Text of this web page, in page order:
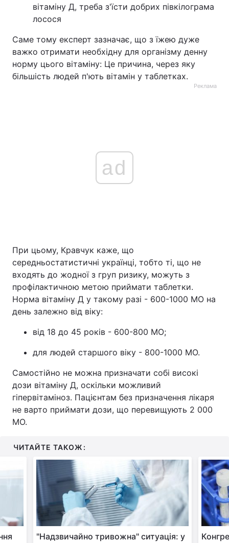
вітаміну Д, треба з'їсти добрих півкілограма
лосося
Саме тому експерт зазначає, що з їжею дуже
важко отримати необхідну для організму денну
норму цього вітаміну: Це причина, через яку
більшість людей п'ють вітамін у таблетках.
Реклама
ad
При цьому, Кравчук каже, що
середньостатистичні українці, тобто ті, що не
входять до жодної з груп ризику, можуть з
профілактичною метою приймати таблетки.
Норма вітаміну Д у такому разі - 600-1000 МО на
день залежно від віку:
від 18 до 45 років - 600-800 МО;
для людей старшого віку - 800-1000 МО.
Самостійно не можна призначати собі високі
дози вітаміну Д, оскільки можливий
гіпервітаміноз. Пацієнтам без призначення лікаря
не варто приймати дози, що перевищують 2 000
МО.
ЧИТАЙТЕ ТАКОЖ:
"Надзвичайно тривожна" ситуація: у